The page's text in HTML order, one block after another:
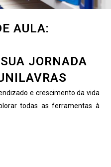
AULA:
JORNADA
e crescimento da vida
todas as ferramentas à